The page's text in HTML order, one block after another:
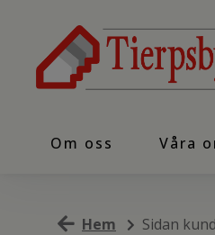
Om oss Våra
Hem Sidan